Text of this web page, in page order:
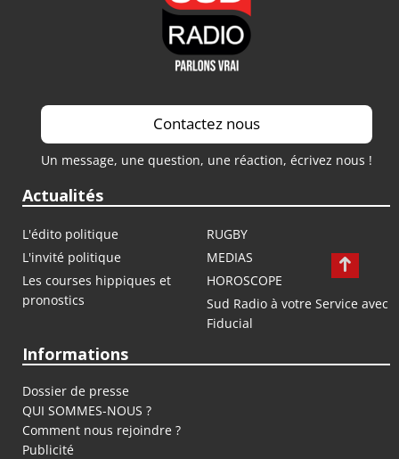
Contactez nous
Un message, une question, une réaction, écrivez nous !
Actualités
L'édito politique
RUGBY
L'invité politique
MEDIAS
Les courses hippiques et
pronostics
HOROSCOPE
Sud Radio à votre Service avec
Fiducial
Informations
Dossier de presse
QUI SOMMES-NOUS ?
Comment nous rejoindre ?
Publicité